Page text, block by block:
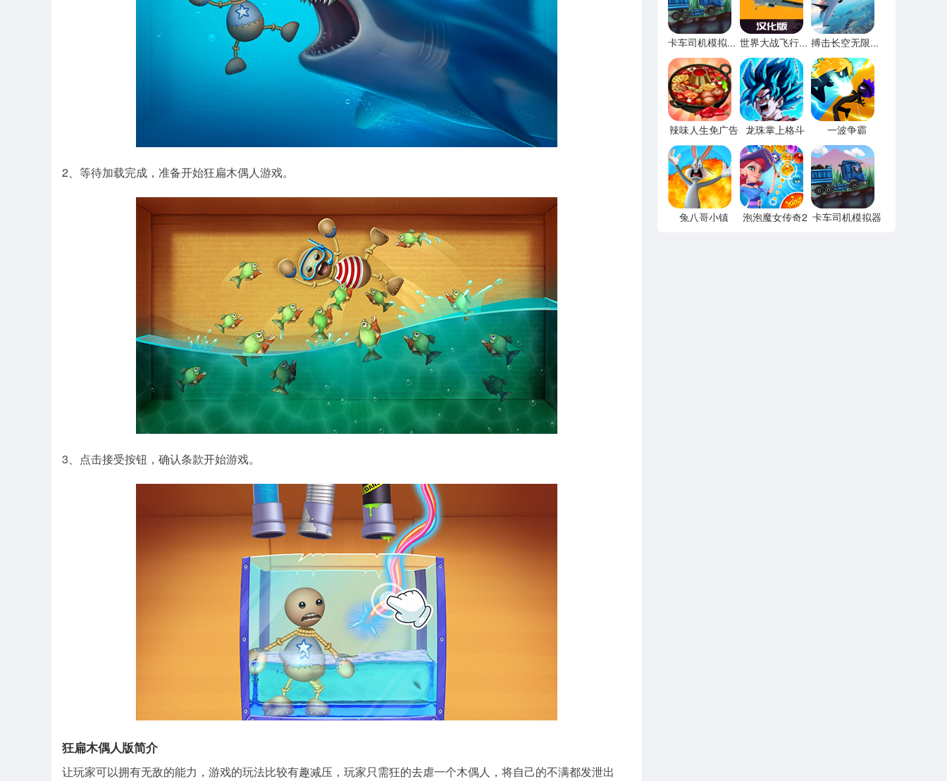
2、等待加载完成，准备开始狂扁木偶人游戏。
3、点击接受按钮，确认条款开始游戏。
狂扁木偶人版简介
让玩家可以拥有无敌的能力，游戏的玩法比较有趣减压，玩家只需狂的去虐一个木偶人，将自己的不满都发泄出
卡车司机模拟器内置功能菜单 世界大战飞行模拟器全飞机解锁 搏击长空无限战机内置菜单
辣味人生免广告 龙珠掌上格斗 一波争霸
兔八哥小镇 泡泡魔女传奇2 卡车司机模拟器